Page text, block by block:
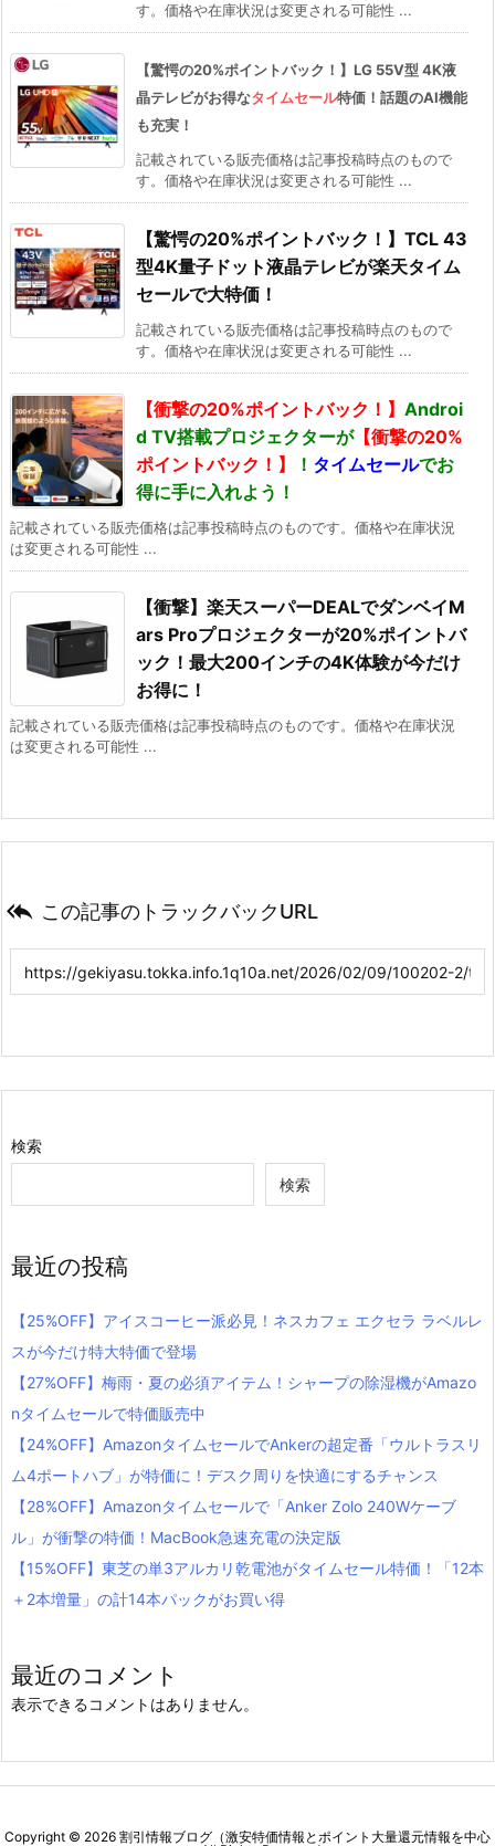
す。価格や在庫状況は変更される可能性 ...
【驚愕の20%ポイントバック！】LG 55V型 4K液
晶テレビがお得なタイムセール特価！話題のAI機能
も充実！
記載されている販売価格は記事投稿時点のもので
す。価格や在庫状況は変更される可能性 ...
【驚愕の20%ポイントバック！】TCL 43
型4K量子ドット液晶テレビが楽天タイム
セールで大特価！
記載されている販売価格は記事投稿時点のもので
す。価格や在庫状況は変更される可能性 ...
【衝撃の20%ポイントバック！】 Androi
d TV搭載プロジェクターが【衝撃の20%
ポイントバック！】
！ タイムセールでお
得に手に入れよう！
記載されている販売価格は記事投稿時点のものです。価格や在庫状況
は変更される可能性 ...
【衝撃】楽天スーパーDEALでダンベイM
ars Proプロジェクターが20%ポイントバ
ック ！最大200インチの4K体験が今だけ
お得に！
記載されている販売価格は記事投稿時点のものです。価格や在庫状況
は変更される可能性 ...
 この記事のトラックバックURL
検索
検索
最近の投稿
【25%OFF】アイスコーヒー派必見！ネスカフェ エクセラ ラベルレ
スが今だけ特大特価で登場
【27%OFF】梅雨・夏の必須アイテム！シャープの除湿機がAmazo
nタイムセールで特価販売中
【24%OFF】AmazonタイムセールでAnkerの超定番「ウルトラスリ
ム4ポートハブ」が特価に！デスク周りを快適にするチャンス
【28%OFF】Amazonタイムセールで「Anker Zolo 240Wケーブ
ル」が衝撃の特価！MacBook急速充電の決定版
【15%OFF】東芝の単3アルカリ乾電池がタイムセール特価！「12本
＋2本増量」の計14本パックがお買い得
最近のコメント
表示できるコメントはありません。
Copyright © 2026 割引情報ブログ（激安特価情報とポイント大量還元情報を中心